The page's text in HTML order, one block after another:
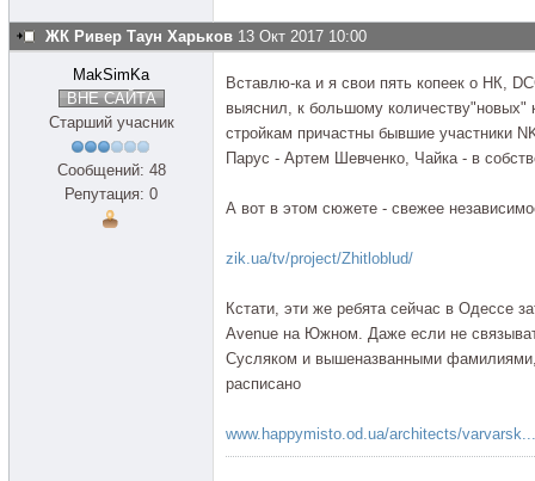
ЖК Ривер Таун Харьков 13 Окт 2017 10:00
MakSimKa
ВНЕ САЙТА
Старший учасник
Сообщений: 48
Репутация: 0
Вставлю-ка и я свои пять копеек о НК,
выяснил, к большому
стройкам причастны бывшие участники
Парус - Артем Шевченко, Чайка - в
А вот в этом сюжете - свежее
zik.ua/tv/project/Zhitloblud/
Кстати, эти же ребята сейчас в Одессе
Avenue на Южном. Даже если не
Сусляком и вышеназванными фамилиями,
расписано
www.happymisto.od.ua/architects/